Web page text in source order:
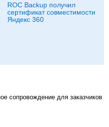
ROC Backup получил
сертификат совместимости
Яндекс 360
сопровождение для заказчиков